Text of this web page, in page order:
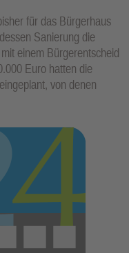
für das Bürgerhaus
Sanierung die
einem Bürgerentscheid
Euro hatten die
von denen